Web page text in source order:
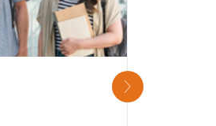
次のスライド